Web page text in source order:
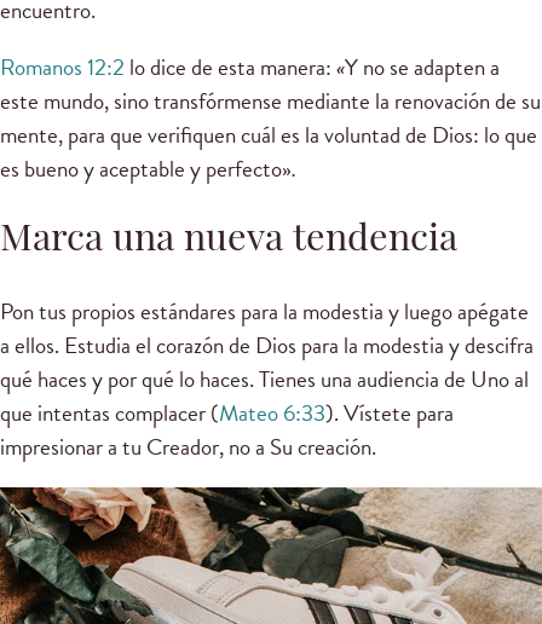
encuentro.
Romanos 12:2 lo dice de esta manera:«Y no se adapten a
este mundo, sino transfórmense mediante la renovación de su
mente, para que verifiquen cuál es la voluntad de Dios: lo que
es bueno y aceptable y perfecto».
Marca una nueva tendencia
Pon tus propios estándares para la modestia y luego apégate
a ellos. Estudia el corazón de Dios para la modestia y descifra
qué haces y por qué lo haces. Tienes una audiencia de Uno al
que intentas complacer (Mateo 6:33). Vístete para
impresionar a tu Creador, no a Su creación.